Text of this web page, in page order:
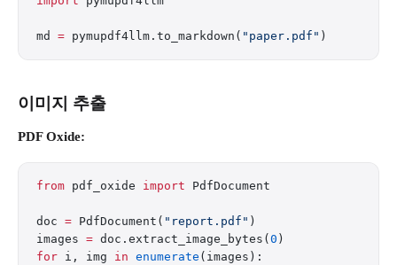
md = pymupdf4llm.to_markdown( "paper.pdf" )
이미지 추출
PDF Oxide:
from pdf_oxide import PdfDocument
doc = PdfDocument( "report.pdf" )
images = doc.extract_image_bytes( 0 )
for i, img in enumerate (images):